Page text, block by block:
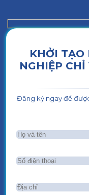
KHỞI TẠO
NGHIỆP
Đăng ký ngay để